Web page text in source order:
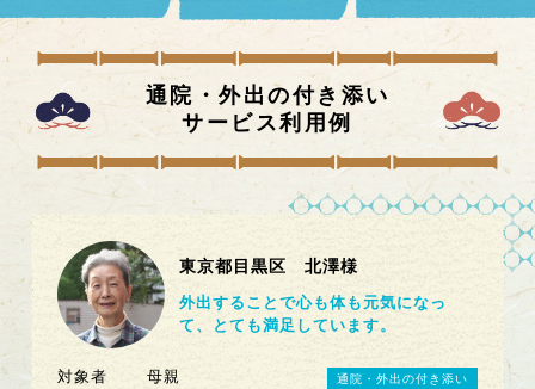
通院・外出の付き添い
サービス利用例
東京都目黒区 北澤様
外出することで心も体も元気になっ
て、とても満足しています。
対象者
母親
通院・外出の付き添い